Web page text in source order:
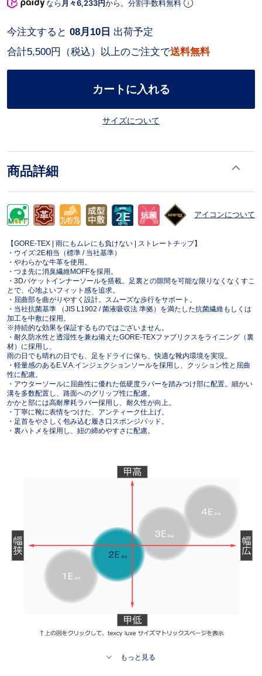
なら 月々6,233円から。分割手数料無料
合計5,500円（税込）以上のご注文で送料無料
今注文すると 08月10日 出荷予定
カートに入れる
サイズについて
商品詳細
アイコンについて
【GORE-TEX | 雨にもムレにも負けない | ストレートチップ】
・ウイズ:2E相当（標準 / 当社基準）
・やわらかな牛革を使用。
・つま先に消臭繊維MOFFを採用。
・3Dバケットインナーソールを搭載。足裏との隙間を可能な限りなくなくすこ
とで、心地よいフィット感を追求。
・屈曲部を曲がりやすく設計。スムーズな歩行をサポート。
・当社抗菌基準 （JIS L1902 / 菌液吸収法 準拠）を満たした抗菌繊維もしくは
加工を中敷に採用。
※持続的な効果を保証するものではございません。
・耐久防水性と透湿性を兼ね備えたGORE-TEXファブリクスをライニング（裏
材）に採用し、
雨の日でも晴れの日でも、足をドライに保ち、快適な靴内環境を実現。
・軽量感のあるE.V.A.インジェクションソールを採用し、クッション性と屈曲
性に配慮。
・アウターソールに屈曲性に優れた低硬度ラバーを踏みつけ部に配置。細かい
溝を多数配置し、路面へのグリップ性に配慮。
かかと部には高耐摩耗ラバー採用し、耐久性が向上。
・丁寧に靴に表情をつけた、アンティーク仕上げ。
・足首をやさしく包み込む履き口スポンジパッド。
・裏ハトメを採用し、紐の締めやすさに配慮。
もっと見る